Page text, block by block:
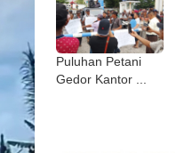
Puluhan Petani
Gedor Kantor ...